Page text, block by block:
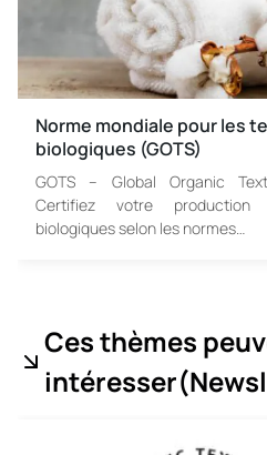
Norme mondiale pour les
biologiques (GOTS)
GOTS – Global Organic
Certifiez votre
biologiques selon les normes…
Ces thèmes
intéresser